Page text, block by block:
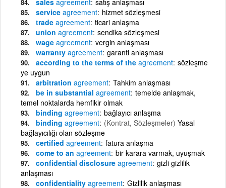
service agreement hizmet sözleşmesi
trade agreement ticari anlaşma
union agreement sendika sözleşmesi
wage agreement vergin anlaşması
warranty agreement garanti anlaşması
according to the terms of the agreement sözleşme
ye uygun
arbitration agreement Tahkim anlaşması
be in substantial agreement temelde anlaşmak,
temel noktalarda hemfikir olmak
binding agreement bağlayıcı anlaşma
binding agreement (Kontrat, Sözleşmeler) Yasal
bağlayıcılığı olan sözleşme
certified agreement fatura anlaşma
come to an agreement bir karara varmak, uyuşmak
confidential disclosure agreement gizli gizlilik
anlaşması
confidentiality agreement Gizlilik anlaşması